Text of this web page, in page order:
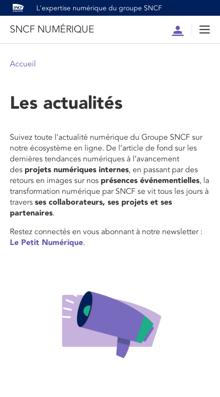
L'expertise numérique du groupe SNCF
SNCF NUMÉRIQUE
Compte
Accueil
Les actualités
Suivez toute l’actualité numérique du Groupe SNCF sur
notre écosystème en ligne. De l’article de fond sur les
dernières tendances numériques à l’avancement
des projets numériques internes, en passant par des
retours en images sur nos présences événementielles, la
transformation numérique par SNCF se vit tous les jours à
travers ses collaborateurs, ses projets et ses
partenaires.
Restez connectés en vous abonnant à notre newsletter :
Le Petit Numérique.